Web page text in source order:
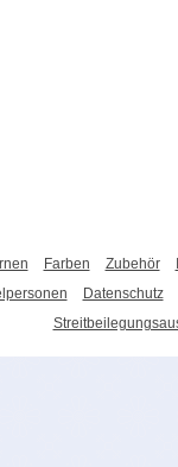
Farben Zubehör
Datenschutz